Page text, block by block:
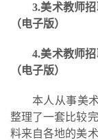
3.美术教师
（电子版）
4.美术教师
（电子版）
本人从事美
整理了一套比较
料来自各地的美